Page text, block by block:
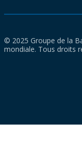
© 2025 Groupe de la
mondiale. Tous droits